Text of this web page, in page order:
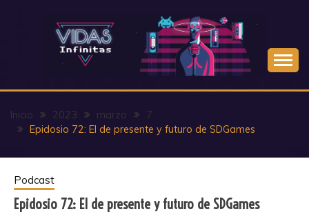
Inicio 2023 marzo
7
Epidosio 72: El de presente y futuro de SDGames
Podcast
Epidosio 72: El de presente y futuro de SDGames